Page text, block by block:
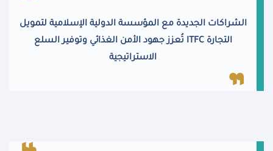
الشراكات الجديدة مع المؤسسة الدولية الإسلامية لتمويل
التجارة ITFC تُعزز جهود الأمن الغذائي وتوفير السلع
الاستراتيجية